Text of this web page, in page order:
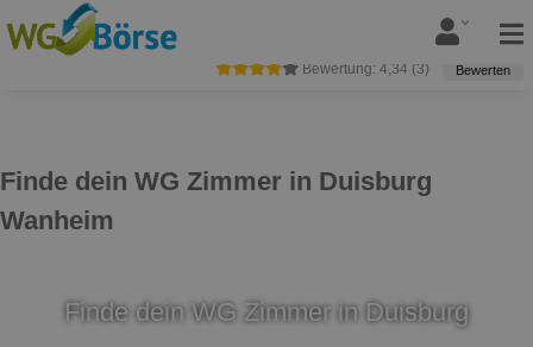
Finde dein WG Zimmer in Duisburg
Wanheim
Bewertung: 4,34 (3) Bewerten
Finde dein WG Zimmer in Duisburg